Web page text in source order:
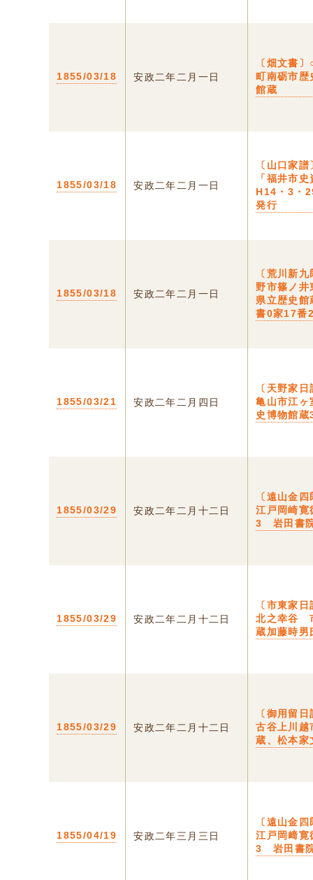
1855/03/18 安政二年二月一日
〔畑文書
町南砺市歴
館蔵
1855/03/18 安政二年二月一日
〔山口家
「福井市
H14・3・
発行
1855/03/18 安政二年二月一日
〔荒川新
野市篠ノ井
県立歴史館
書0家17
1855/03/21 安政二年二月四日
〔天野家
亀山市江ヶ
史博物館
1855/03/29 安政二年二月十二日
〔遠山金
江戸岡崎
3 岩田書
1855/03/29 安政二年二月十二日
〔市東家
北之幸谷
蔵加藤時男
1855/03/29 安政二年二月十二日
〔御用留
古谷上川越
蔵、松本
1855/04/19 安政二年三月三日
〔遠山金
江戸岡﨑
3 岩田書